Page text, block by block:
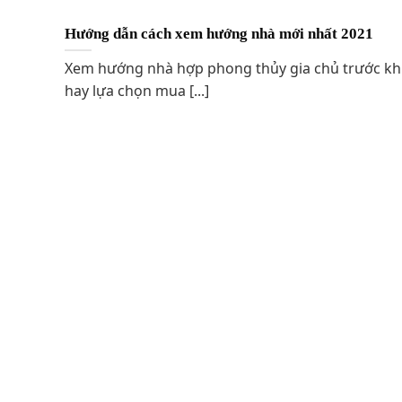
Hướng dẫn cách xem hướng nhà mới nhất 2021
Xem hướng nhà hợp phong thủy gia chủ trước
hay lựa chọn mua [...]